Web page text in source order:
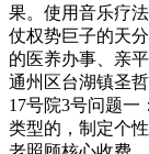
果。使用音乐疗
仗权势巨子的天
的医养办事、亲
通州区台湖镇圣
17号院3号问题
类型的，制定个